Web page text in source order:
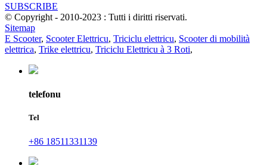
SUBSCRIBE
© Copyright - 2010-2023 : Tutti i diritti riservati.
Sitemap
E Scooter, Scooter Elettricu, Triciclu elettricu, Scooter di mobilità
elettrica, Trike elettricu, Triciclu Elettricu à 3 Roti,
telefonu
Tel
+86 18511331139